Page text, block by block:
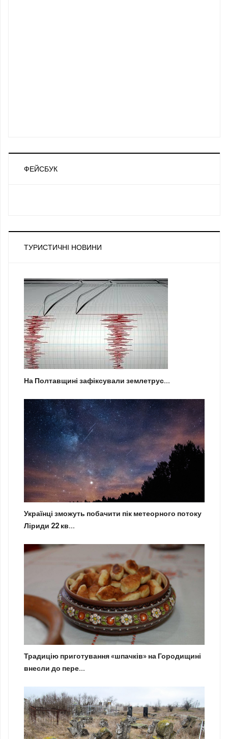
ФЕЙСБУК
ТУРИСТИЧНІ НОВИНИ
На Полтавщині зафіксували землетрус...
Українці зможуть побачити пік метеорного потоку
Ліриди 22 кв...
Традицію приготування «шпачків» на Городищині
внесли до пере...